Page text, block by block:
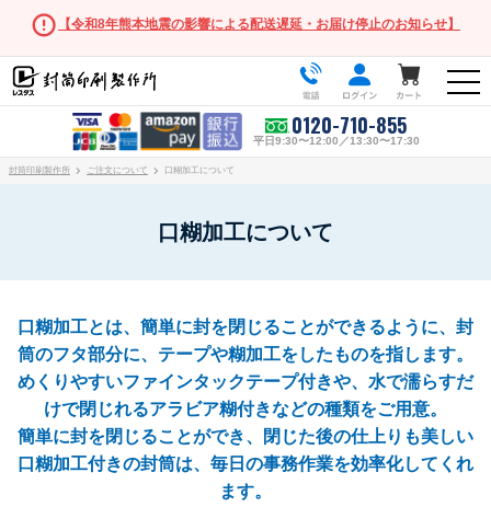
【令和8年熊本地震の影響による配送遅延・お届け停止のお知らせ】
0120-710-855
平日9:30〜12:00／13:30〜17:30
人気の封筒
長形3号
角形2号
長形・洋形サイズ
長形3号
封筒印刷製作所 ご注文について 口糊加工について
口糊加工について
口糊加工とは、簡単に封を閉じることができるように、封
筒のフタ部分に、テープや糊加工をしたものを指します。
めくりやすいファインタックテープ付きや、水で濡らすだ
けで閉じれるアラビア糊付きなどの種類をご用意。
簡単に封を閉じることができ、閉じた後の仕上りも美しい
口糊加工付きの封筒は、毎日の事務作業を効率化してくれ
ます。